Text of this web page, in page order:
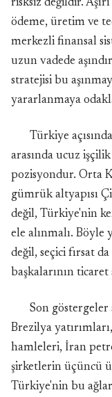
risksiz değildir.
ödeme, üretim ve
merkezli finansal
uzun vadede
stratejisi bu
yararlanmaya
Türkiye
arasında ucuz
pozisyondur. Orta
gümrük altyapısı
değil, Türkiye'nin
ele alınmalı. Böyle
değil, seçici fırsat
başkalarının
Son
Brezilya
hamleleri, İran
şirketlerin üçüncü
Türkiye'nin bu